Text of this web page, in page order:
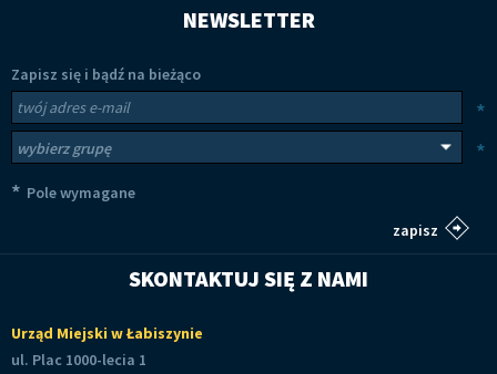
NEWSLETTER
Zapisz się i bądź na bieżąco
Newsletter
*
*
* Pole wymagane
SKONTAKTUJ SIĘ Z NAMI
Urząd Miejski w Łabiszynie
ul. Plac 1000-lecia 1